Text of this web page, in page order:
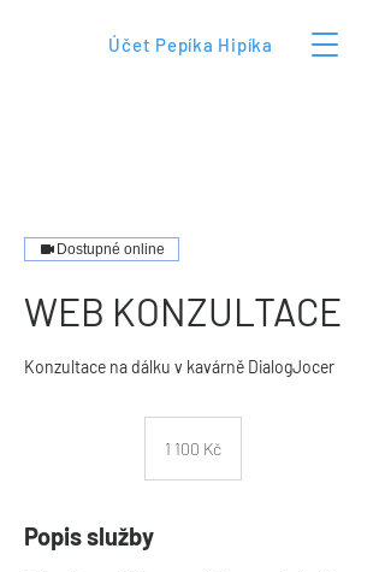
Účet Pepíka Hipíka
Dostupné online
WEB KONZULTACE
Konzultace na dálku v kavárně DialogJocer
1 100 Kč
Popis služby